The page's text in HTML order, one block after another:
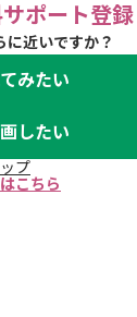
ポート登録
に近いですか？
みたい
したい
プ
こちら